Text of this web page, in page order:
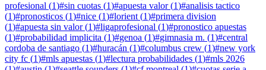
profesional (1)#sin cuotas (1)#apuesta valor(1)#analisis tactico
(1)#pronosticos (1)#nice (1)#lorient (1)#primera division
(1)#apuesta sin valor(1)#ligaprofesional (1)#pronostico apuestas
(1)#probabilidad implicita (1)#genoa (1)#gimnasia m. (1)#central
cordoba de santiago (1)#huracán (1)#columbus crew (1)#new york
city fc (1)#mls apuestas (1)#lectura probabilidades (1)#mls 2026